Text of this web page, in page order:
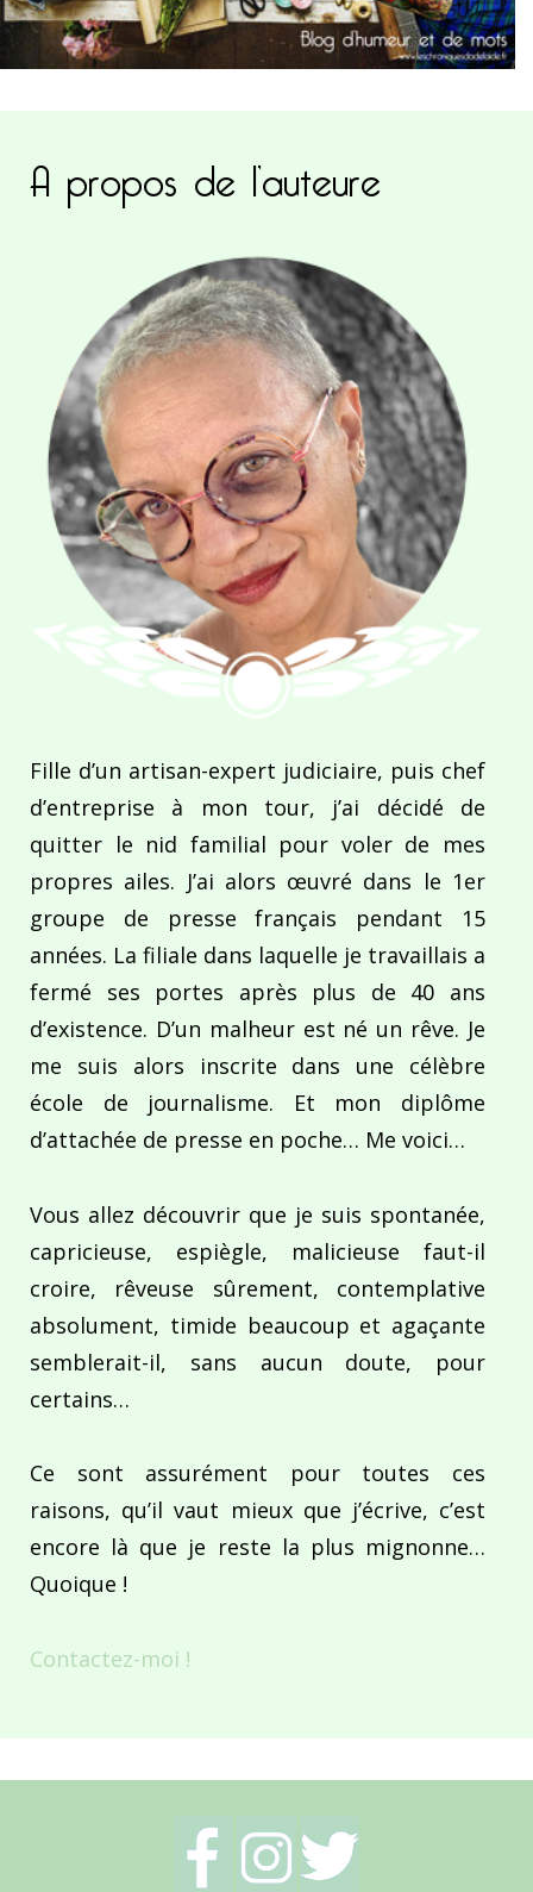
A propos de l’auteure
Fille d’un artisan-expert judiciaire, puis chef
d’entreprise à mon tour, j’ai décidé de
quitter le nid familial pour voler de mes
propres ailes. J’ai alors œuvré dans le 1er
groupe de presse français pendant 15
années. La filiale dans laquelle je travaillais a
fermé ses portes après plus de 40 ans
d’existence. D’un malheur est né un rêve. Je
me suis alors inscrite dans une célèbre
école de journalisme. Et mon diplôme
d’attachée de presse en poche… Me voici…
Vous allez découvrir que je suis spontanée,
capricieuse, espiègle, malicieuse faut-il
croire, rêveuse sûrement, contemplative
absolument, timide beaucoup et agaçante
semblerait-il, sans aucun doute, pour
certains…
Ce sont assurément pour toutes ces
raisons, qu’il vaut mieux que j’écrive, c’est
encore là que je reste la plus mignonne…
Quoique !
Contactez-moi !